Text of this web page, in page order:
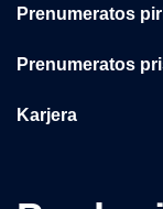
Prenumeratos
Prenumeratos
Karjera